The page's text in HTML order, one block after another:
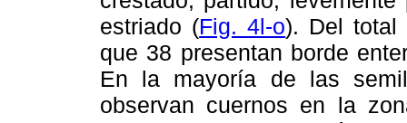
estriado (Fig. 4l-o). Del total
que 38 presentan borde
En la mayoría de las
observan cuernos en la